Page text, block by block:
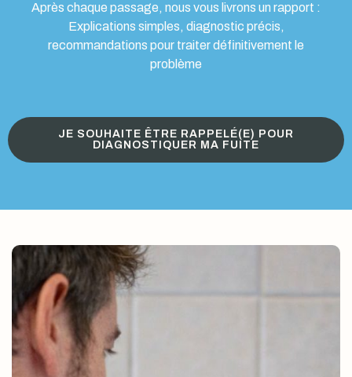
Après chaque passage, nous vous livrons un rapport :
Explications simples, diagnostic précis,
recommandations pour traiter définitivement le
problème
JE SOUHAITE ÊTRE RAPPELÉ(E) POUR
DIAGNOSTIQUER MA FUITE